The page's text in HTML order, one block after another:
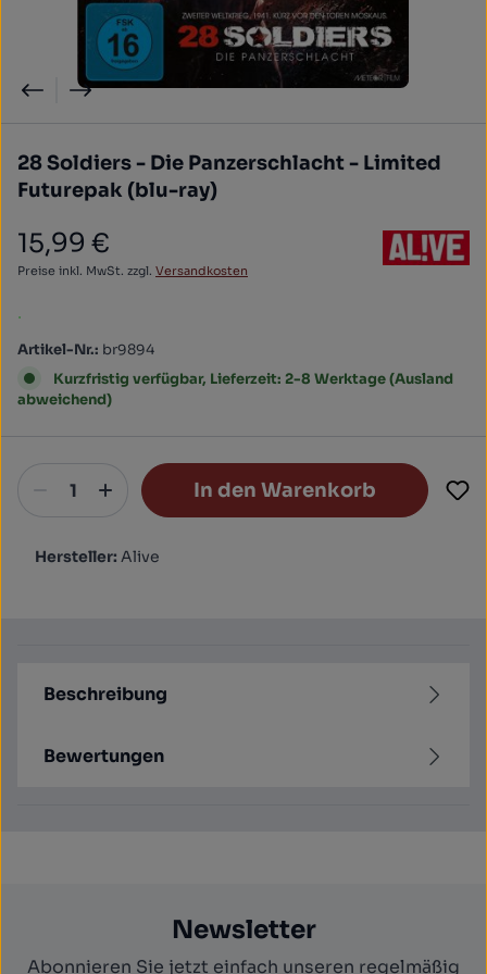
28 Soldiers - Die Panzerschlacht - Limited
Futurepak (blu-ray)
Regulärer Preis:
15,99 €
Preise inkl. MwSt. zzgl. Versandkosten
.
Artikel-Nr.: br9894
Kurzfristig verfügbar, Lieferzeit: 2-8 Werktage (Ausland
abweichend)
In den Warenkorb
Hersteller: Alive
Beschreibung
Bewertungen
Newsletter
Abonnieren Sie jetzt einfach unseren regelmäßig